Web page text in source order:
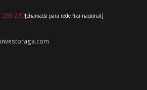
208 230[chamada para rede fixa nacional]